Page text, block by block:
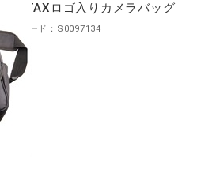
PENTAXロゴ入りカメラバッグ
商品コード：S0097134